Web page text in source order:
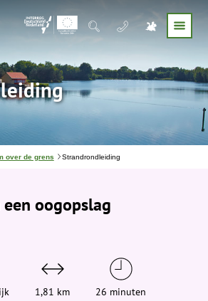
over de grens Strandrondleiding
een oogopslag
1,81 km 26 minuten